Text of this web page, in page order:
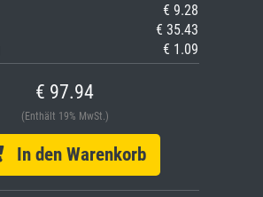
€ 9.28
€ 35.43
€ 1.09
€ 97.94
(Enthält 19% MwSt.)
In den Warenkorb